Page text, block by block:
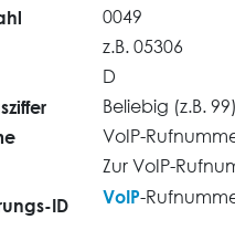
0049
z.B. 05306
D
Beliebig (z.B. 99)
VoIP-
Zur VoIP-
ID VoIP-